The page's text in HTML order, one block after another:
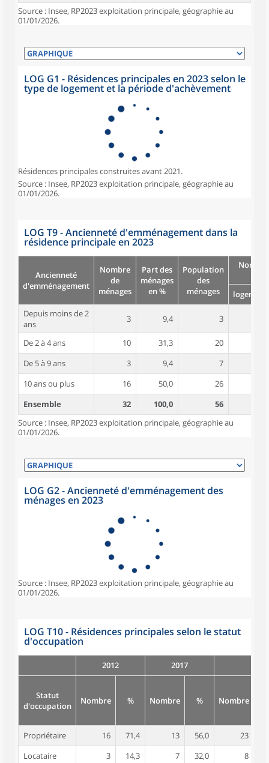
Source : Insee, RP2023 exploitation principale, géographie au
01/01/2026.
LOG G1 - Résidences principales en 2023 selon le
type de logement et la période d'achèvement
Résidences principales construites avant 2021.
Source : Insee, RP2023 exploitation principale, géographie au
01/01/2026.
LOG T9 - Ancienneté d'emménagement dans la
résidence principale en 2023
Ancienneté
d'emménagement
Nombre
de
ménages
Part des
ménages
en %
Population
des
ménages
logement
Depuis moins de 2
ans
3 9,4 3
De 2 à 4 ans 10 31,3 20
De 5 à 9 ans
3 9,4 7
10 ans ou plus
16 50,0 26
Ensemble
32 100,0 56
Source : Insee, RP2023 exploitation principale, géographie au
01/01/2026.
LOG G2 - Ancienneté d'emménagement des
ménages en 2023
Source : Insee, RP2023 exploitation principale, géographie au
01/01/2026.
LOG T10 - Résidences principales selon le statut
d'occupation
2012 2017
Statut
d'occupation
Nombre % Nombre % Nombre
Propriétaire 16 71,4 13 56,0 23
Locataire
3 14,3 7 32,0 8